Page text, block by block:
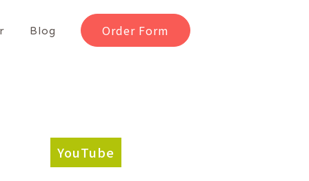
Blog Order Form
YouTube